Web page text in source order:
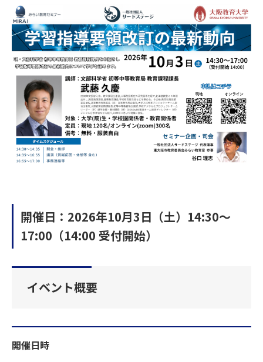
開催日：2026年10月3日（土）14:30～
17:00（14:00 受付開始）
イベント概要
開催日時